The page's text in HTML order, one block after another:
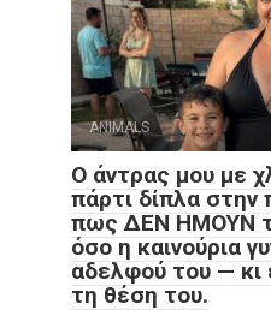
ANIMALS
Ο άντρας μου με
πάρτι δίπλα στην
πως ΔΕΝ ΗΜΟΥΝ
όσο η καινούρια
αδελφού του — κι
τη θέση του.